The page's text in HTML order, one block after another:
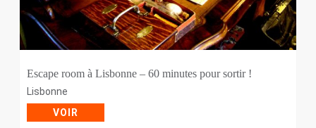
Escape room à Lisbonne – 60 minutes pour sortir !
Lisbonne
VOIR